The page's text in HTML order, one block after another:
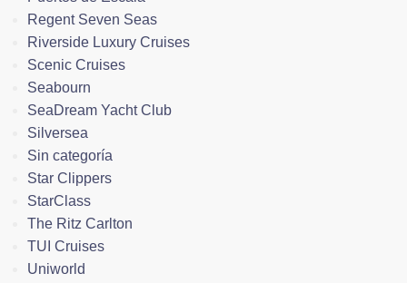
Regent Seven Seas
Riverside Luxury Cruises
Scenic Cruises
Seabourn
SeaDream Yacht Club
Silversea
Sin categoría
Star Clippers
StarClass
The Ritz Carlton
TUI Cruises
Uniworld